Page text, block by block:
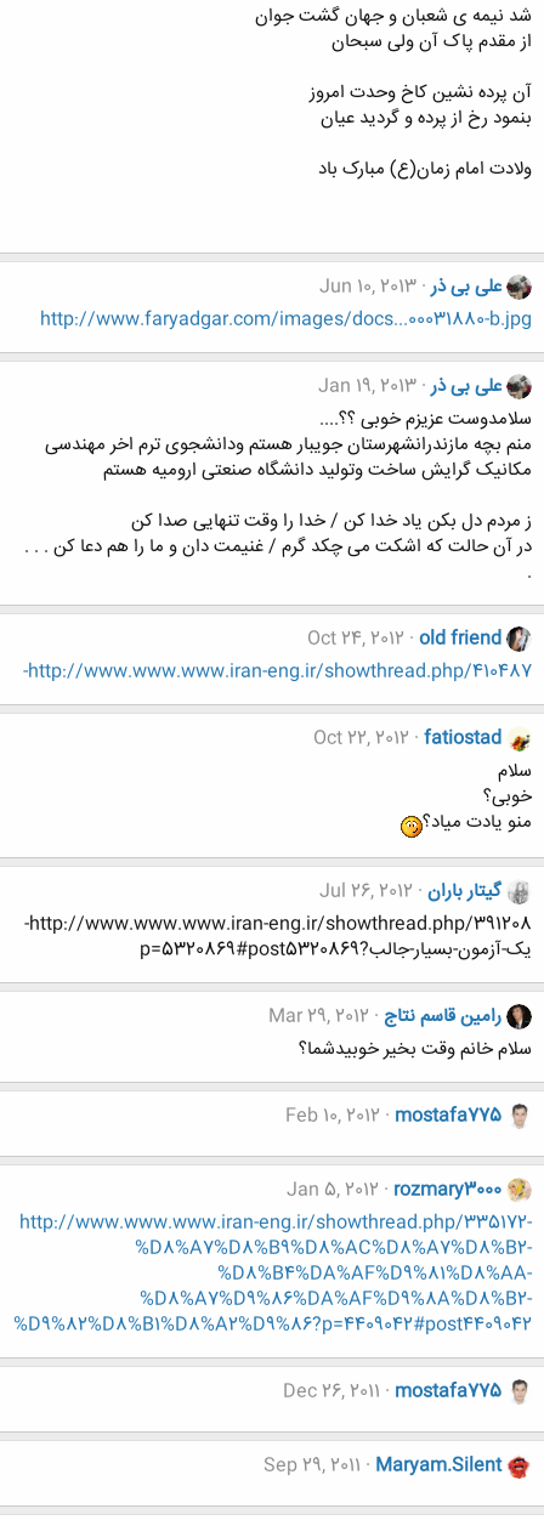
شد نیمه ی شعبان و جهان گشت جوان
از مقدم پاک آن ولی سبحان
آن پرده نشین کاخ وحدت امروز
بنمود رخ از پرده و گردید عیان
ولادت امام زمان(ع) مبارک باد
علی بی ذر Jun 10, 2013
http://www.faryadgar.com/images/docs...00031880-b.jpg
علی بی ذر Jan 19, 2013
سلامدوست عزیزم خوبی ؟؟....
منم بچه مازندرانشهرستان جویبار هستم ودانشجوی ترم اخر مهندسی
مکانیک گرایش ساخت وتولید دانشگاه صنعتی ارومیه هستم
ز مردم دل بکن یاد خدا کن / خدا را وقت تنهایی صدا کن
در آن حالت که اشکت می چکد گرم / غنیمت دان و ما را هم دعا کن . . .
.
old friend
Oct 24, 2012
http://www.www.www.iran-eng.ir/showthread.php/410487-
fatiostad
Oct 22, 2012
سلام
خوبی؟
منو یادت میاد؟
گیتار باران Jul 26, 2012
http://www.www.www.iran-eng.ir/showthread.php/391208-
یک-آزمون-بسیار-جالب?p=5320869#post5320869
رامین قاسم نتاج Mar 29, 2012
سلام خانم وقت بخیر خوبیدشما؟
mostafa775
Feb 10, 2012
rozmary3000
Jan 5, 2012
http://www.www.www.iran-eng.ir/showthread.php/335172-
%D8%A7%D8%B9%D8%AC%D8%A7%D8%B2-
%D8%B4%DA%AF%D9%81%D8%AA-
%D8%A7%D9%86%DA%AF%D9%8A%D8%B2-
%D9%82%D8%B1%D8%A2%D9%86?p=4409042#post4409042
mostafa775
Dec 26, 2011
Maryam.Silent
Sep 29, 2011